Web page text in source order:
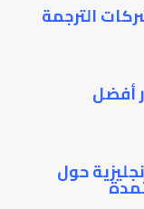
الترجمة
أفضل
الانجليزية حول